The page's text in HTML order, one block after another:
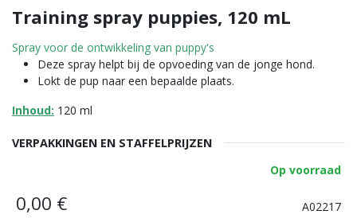
Training spray puppies, 120 mL
Spray voor de ontwikkeling van puppy's
Deze spray helpt bij de opvoeding van de jonge hond.
Lokt de pup naar een bepaalde plaats.
Inhoud: 120 ml
VERPAKKINGEN EN STAFFELPRIJZEN
Op voorraad
0,00 € A02217